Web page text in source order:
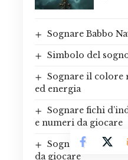
Sognare Babbo
Simbolo del
Sognare il colore
ed energia
Sognare fichi
e numeri da giocare
Sognare un
da giocare